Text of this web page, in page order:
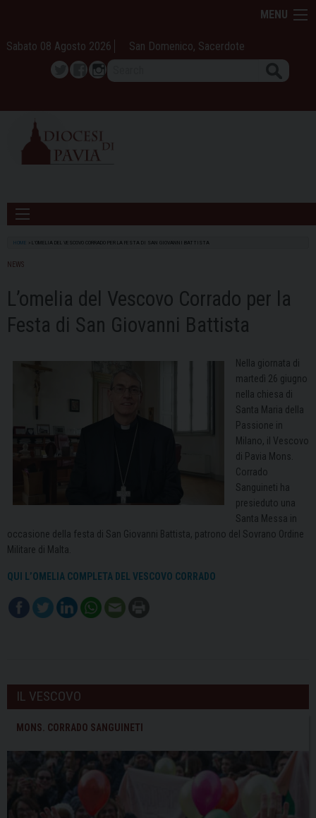
content
MENU
Sabato 08 Agosto 2026 San Domenico, Sacerdote
TwitterFacebook
Instagram
HOME L’OMELIA DEL VESCOVO CORRADO PER LA FESTA DI SAN GIOVANNI BATTISTA
NEWS
L’omelia del Vescovo Corrado per la
Festa di San Giovanni Battista
Nella giornata di
martedì 26 giugno
nella chiesa di
Santa Maria della
Passione in
Milano, il Vescovo
di Pavia Mons.
Corrado
Sanguineti ha
presieduto una
Santa Messa in
occasione della festa di San Giovanni Battista, patrono del Sovrano Ordine
Militare di Malta.
QUI L’OMELIA COMPLETA DEL VESCOVO CORRADO
IL VESCOVO
MONS. CORRADO SANGUINETI